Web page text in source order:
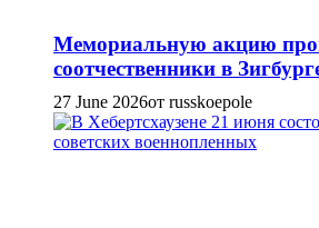
Мемориальную акцию
соотчественники в
27 June 2026от russkoepole